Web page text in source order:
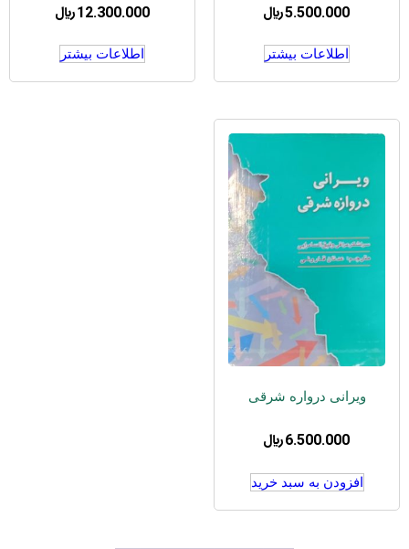
5.500.000﷼
اطلاعات بیشتر
12.300.000 ﷼
اطلاعات بیشتر
ویرانی درواره شرقی
6.500.000 ﷼
افزودن به سبد خرید